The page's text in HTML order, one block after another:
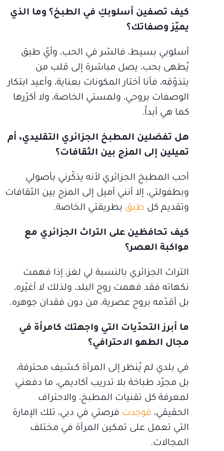
كيف تصفين أسلوبكِ في الطبخ؟ وما الذي
يميّز وصفاتك؟
أسلوبي بسيط، فالسّر في الحب، وأيّ طبق
يُطهى بحب، يصل مباشرة إلى قلب من
يتذوّقه، فأنا أختار المكونات بعناية، وأعيد ابتكار
الوصفات بروحي، ولمستي الخاصة، ولا أكرّرها
كما هي أبداً.
هل تفضلين المطبخ الجزائري التقليدي، أم
تميلين إلى المزج بين الثقافات؟
أحب المطبخ الجزائري لأنه يذكّرني بأصولي
وبطفولتي، إلا أنني أميل إلى المزج بين الثقافات
وتقديم كل طبق بطريقتي الخاصة.
كيف تحافظين على التراث الجزائري مع
مواكبة العصر؟
التراث الجزائري بالنسبة لي لغز، إذا فهمت
نكهاته فقد فهمت روح البلد، ولذلك لا أغيّره،
بل أقدّمه بروح عصرية، من دون فقدان جوهره.
ما أبرز التحدّيات التي واجهتك كامرأة في
مجال الطهو الاحترافي؟
في بلدي لم يُنظر إلى المرأة كـشيف محترفة،
بل مجرّد طباخة بلا تدريب أكاديمي، ما دفعني
لمعرفة كل تقنيات المطبخ، والاحتراف
الحقيقي، فوجدت فرصتي في دبي، تلك الإمارة
التي تعمل على تمكين المرأة في مختلف
المجالات.